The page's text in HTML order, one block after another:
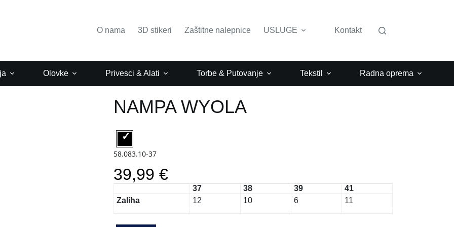
O nama
3D stikeri Zaštitne nalepnice USLUGE Kontakt
Olovke Privesci & Alati Torbe & Putovanje Tekstil Radna oprema
NAMPA WYOLA
58.083.10-37
39,99 €
37 38 39
41
Zaliha
12 10 6 11